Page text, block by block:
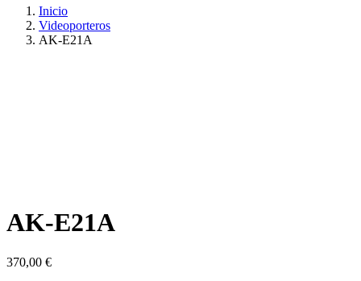
Inicio
Videoporteros
AK-E21A
AK-E21A
370,00 €